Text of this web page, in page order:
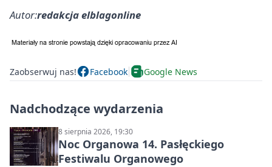
Autor:redakcja elblagonline
Zaobserwuj nas! Facebook Google News
Nadchodzące wydarzenia
8 sierpnia 2026, 19:30
Noc Organowa 14. Pasłęckiego
Festiwalu Organowego